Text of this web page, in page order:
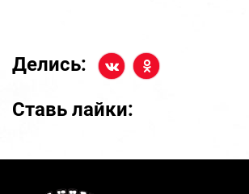
Делись:
Ставь лайки: